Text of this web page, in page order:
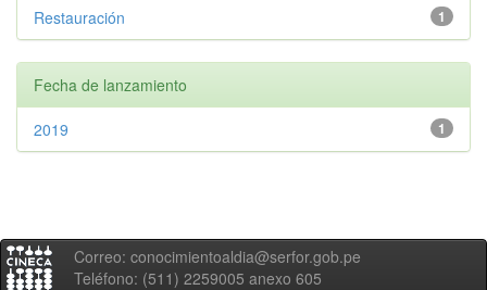
1
Restauración
Fecha de lanzamiento
1
2019
Correo: conocimientoaldia@serfor.gob.pe
Teléfono: (511) 2259005 anexo 605